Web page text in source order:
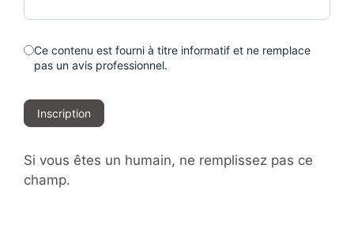
Ce contenu est fourni à titre informatif et ne remplace
pas un avis professionnel.
Inscription
Si vous êtes un humain, ne remplissez pas ce
champ.